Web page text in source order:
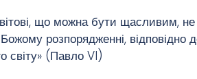
що можна бути щасливим,
розпорядженні,
світу» (Павло VI)